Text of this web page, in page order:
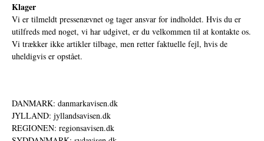
Klager
Vi er tilmeldt pressenævnet og tager ansvar for indholdet. Hvis du er
utilfreds med noget, vi har udgivet, er du velkommen til at kontakte os.
Vi trækker ikke artikler tilbage, men retter faktuelle fejl, hvis de
uheldigvis er opstået.
DANMARK: danmarkavisen.dk
JYLLAND: jyllandsavisen.dk
REGIONEN: regionsavisen.dk